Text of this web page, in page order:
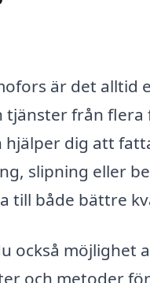
är det alltid
från
hjälper dig att
slipning eller
till både bättre
också möjlighet
och metoder